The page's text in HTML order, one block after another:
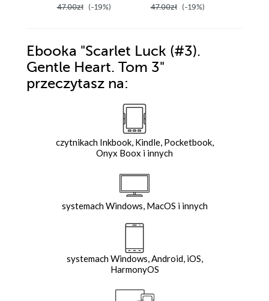
47.00zł (-19%) 47.00zł (-19%)
Ebooka "Scarlet Luck (#3).
Gentle Heart. Tom 3"
przeczytasz na:
czytnikach Inkbook, Kindle, Pocketbook,
Onyx Boox i innych
systemach Windows, MacOS i innych
systemach Windows, Android, iOS,
HarmonyOS